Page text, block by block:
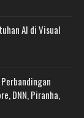
AI di Visual
Perbandingan
DNN, Piranha,